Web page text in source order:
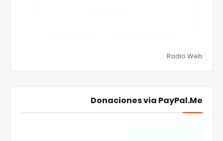
Radio Web
Donaciones via PayPal.Me